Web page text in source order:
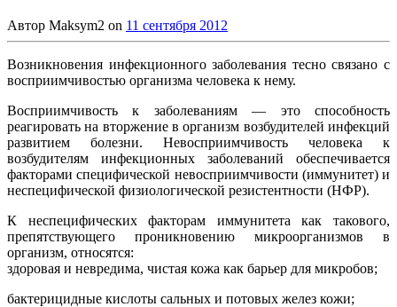
Автор Maksym2 on 11 сентября 2012
Возникновения инфекционного заболевания тесно связано с
восприимчивостью организма человека к нему.
Восприимчивость к заболеваниям — это способность
реагировать на вторжение в организм возбудителей инфекций
развитием болезни. Невосприимчивость человека к
возбудителям инфекционных заболеваний обеспечивается
факторами специфической невосприимчивости (иммунитет) и
неспецифической физиологической резистентности (НФР).
К неспецифических факторам иммунитета как такового,
препятствующего проникновению микроорганизмов в
организм, относятся:
здоровая и невредима, чистая кожа как барьер для микробов;
бактерицидные кислоты сальных и потовых желез кожи;